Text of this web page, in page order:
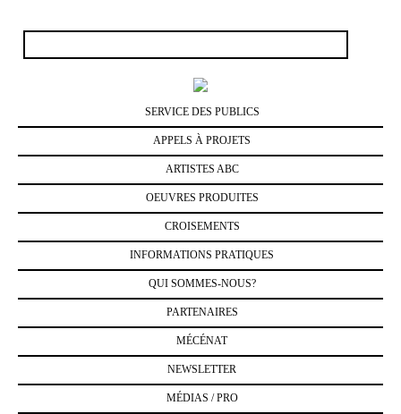
SERVICE DES PUBLICS
APPELS À PROJETS
ARTISTES ABC
OEUVRES PRODUITES
CROISEMENTS
INFORMATIONS PRATIQUES
QUI SOMMES-NOUS?
PARTENAIRES
MÉCÉNAT
NEWSLETTER
MÉDIAS / PRO